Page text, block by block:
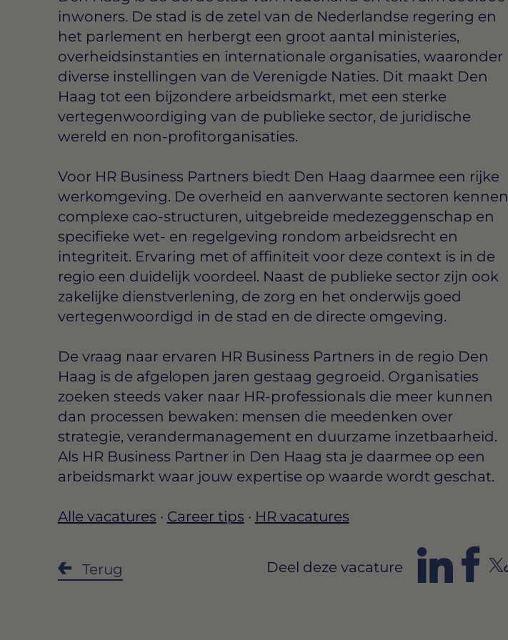
inwoners. De stad is de zetel van de Nederlandse regering en
het parlement en herbergt een groot aantal ministeries,
overheidsinstanties en internationale organisaties, waaronder
diverse instellingen van de Verenigde Naties. Dit maakt Den
Haag tot een bijzondere arbeidsmarkt, met een sterke
vertegenwoordiging van de publieke sector, de juridische
wereld en non-profitorganisaties.
Voor HR Business Partners biedt Den Haag daarmee een rijke
werkomgeving. De overheid en aanverwante sectoren kennen
complexe cao-structuren, uitgebreide medezeggenschap en
specifieke wet- en regelgeving rondom arbeidsrecht en
integriteit. Ervaring met of affiniteit voor deze context is in de
regio een duidelijk voordeel. Naast de publieke sector zijn ook
zakelijke dienstverlening, de zorg en het onderwijs goed
vertegenwoordigd in de stad en de directe omgeving.
De vraag naar ervaren HR Business Partners in de regio Den
Haag is de afgelopen jaren gestaag gegroeid. Organisaties
zoeken steeds vaker naar HR-professionals die meer kunnen
dan processen bewaken: mensen die meedenken over
strategie, verandermanagement en duurzame inzetbaarheid.
Als HR Business Partner in Den Haag sta je daarmee op een
arbeidsmarkt waar jouw expertise op waarde wordt geschat.
Alle vacatures · Career tips · HR vacatures
Terug Deel deze vacature